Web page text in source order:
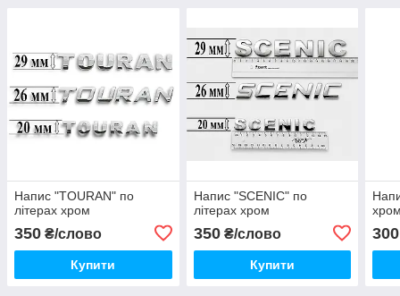
Напис "TOURAN" по
літерах хром
350 ₴/слово
Купити
Напис "SCENIC" по
літерах хром
350₴/слово
Купити
300